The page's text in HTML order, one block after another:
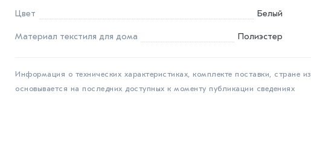
Цвет Белый
Материал текстиля для дома Полиэстер
Информация о технических характеристиках, комплекте поставки, стране
основывается на последних доступных к моменту публикации сведениях